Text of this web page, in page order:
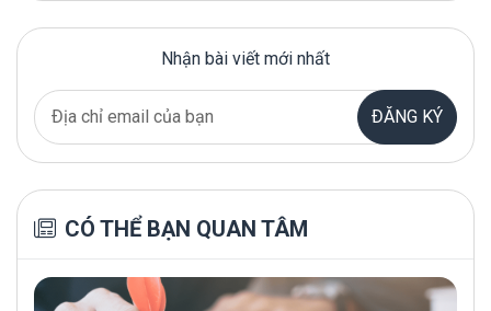
Nhận bài viết mới nhất
ĐĂNG KÝ
CÓ THỂ BẠN QUAN TÂM